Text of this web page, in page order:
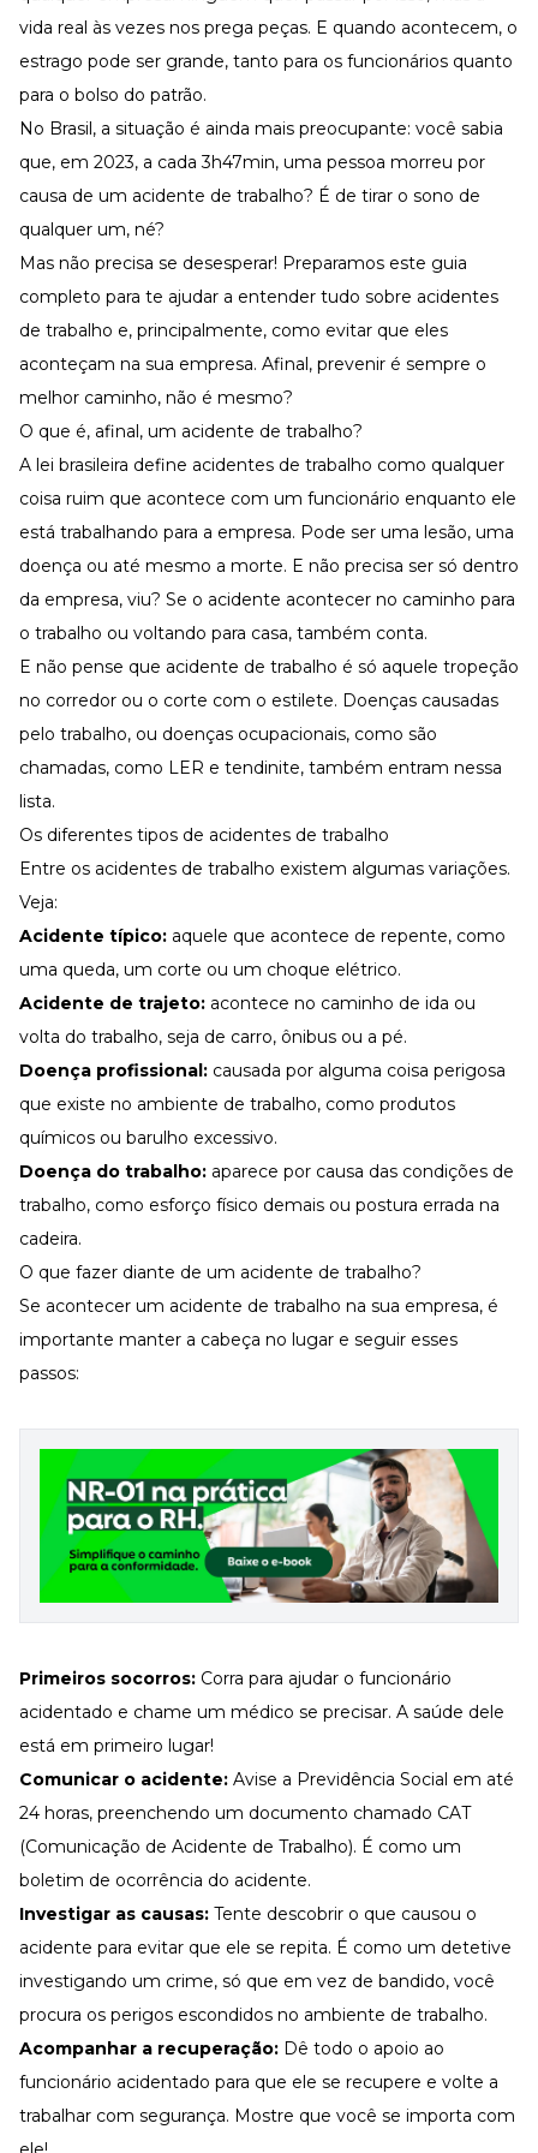
Desenvolva a sua equipe
Materiais Gratuitos
Todos os Materiais Gratuitos
Confira nossos materiais
E-book
Aprofunde seu conhecimento
Ferramentas e Templates
Para agilizar o seu trabalho
Infográfico
Conteúdo prático e rápido
Materiais centralizados
Lives
vida real às vezes nos prega peças. E quando acontecem, o
estrago pode ser grande, tanto para os funcionários quanto
para o bolso do patrão.
No Brasil, a situação é ainda mais preocupante: você sabia
que, em 2023, a cada 3h47min, uma pessoa morreu por
causa de um acidente de trabalho? É de tirar o sono de
qualquer um, né?
Mas não precisa se desesperar! Preparamos este guia
completo para te ajudar a entender tudo sobre acidentes
de trabalho e, principalmente, como evitar que eles
aconteçam na sua empresa. Afinal, prevenir é sempre o
melhor caminho, não é mesmo?
O que é, afinal, um acidente de trabalho?
A lei brasileira define acidentes de trabalho como qualquer
coisa ruim que acontece com um funcionário enquanto ele
está trabalhando para a empresa. Pode ser uma lesão, uma
doença ou até mesmo a morte. E não precisa ser só dentro
da empresa, viu? Se o acidente acontecer no caminho para
o trabalho ou voltando para casa, também conta.
E não pense que acidente de trabalho é só aquele tropeção
no corredor ou o corte com o estilete. Doenças causadas
pelo trabalho, ou doenças ocupacionais, como são
chamadas, como LER e tendinite, também entram nessa
lista.
Os diferentes tipos de acidentes de trabalho
Entre os acidentes de trabalho existem algumas variações.
Veja:
Acidente típico: aquele que acontece de repente, como
uma queda, um corte ou um choque elétrico.
Acidente de trajeto: acontece no caminho de ida ou
volta do trabalho, seja de carro, ônibus ou a pé.
Doença profissional: causada por alguma coisa perigosa
que existe no ambiente de trabalho, como produtos
químicos ou barulho excessivo.
Doença do trabalho: aparece por causa das condições de
trabalho, como esforço físico demais ou postura errada na
cadeira.
O que fazer diante de um acidente de trabalho?
Se acontecer um acidente de trabalho na sua empresa, é
importante manter a cabeça no lugar e seguir esses
passos:
Primeiros socorros: Corra para ajudar o funcionário
acidentado e chame um médico se precisar. A saúde dele
está em primeiro lugar!
Comunicar o acidente: Avise a Previdência Social em até
24 horas, preenchendo um documento chamado CAT
(Comunicação de Acidente de Trabalho). É como um
boletim de ocorrência do acidente.
Investigar as causas: Tente descobrir o que causou o
acidente para evitar que ele se repita. É como um detetive
investigando um crime, só que em vez de bandido, você
procura os perigos escondidos no ambiente de trabalho.
Acompanhar a recuperação: Dê todo o apoio ao
funcionário acidentado para que ele se recupere e volte a
trabalhar com segurança. Mostre que você se importa com